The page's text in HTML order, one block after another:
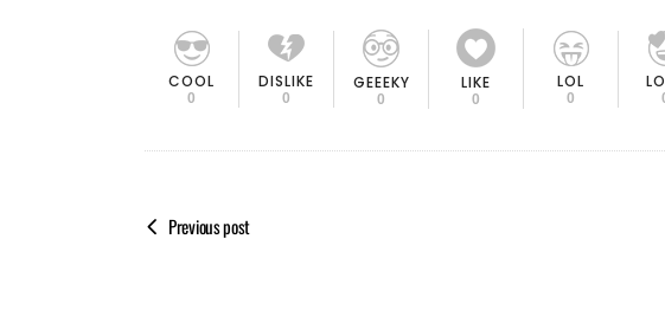
COOL
0
DISLIKE
0
GEEEKY
0
LIKE
0
LOL
0
Previous post